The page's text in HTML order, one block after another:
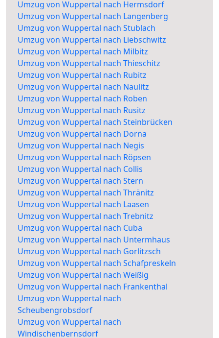
Umzug von Wuppertal nach Hermsdorf
Umzug von Wuppertal nach Langenberg
Umzug von Wuppertal nach Stublach
Umzug von Wuppertal nach Liebschwitz
Umzug von Wuppertal nach Milbitz
Umzug von Wuppertal nach Thieschitz
Umzug von Wuppertal nach Rubitz
Umzug von Wuppertal nach Naulitz
Umzug von Wuppertal nach Roben
Umzug von Wuppertal nach Rusitz
Umzug von Wuppertal nach Steinbrücken
Umzug von Wuppertal nach Dorna
Umzug von Wuppertal nach Negis
Umzug von Wuppertal nach Röpsen
Umzug von Wuppertal nach Collis
Umzug von Wuppertal nach Stern
Umzug von Wuppertal nach Thränitz
Umzug von Wuppertal nach Laasen
Umzug von Wuppertal nach Trebnitz
Umzug von Wuppertal nach Cuba
Umzug von Wuppertal nach Untermhaus
Umzug von Wuppertal nach Gorlitzsch
Umzug von Wuppertal nach Schafpreskeln
Umzug von Wuppertal nach Weißig
Umzug von Wuppertal nach Frankenthal
Umzug von Wuppertal nach
Scheubengrobsdorf
Umzug von Wuppertal nach
Windischenbernsdorf